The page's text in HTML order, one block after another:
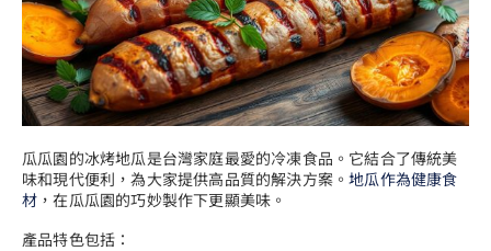
瓜瓜園的冰烤地瓜是台灣家庭最愛的冷凍食品。它結合了傳統美
味和現代便利，為大家提供高品質的解決方案。地瓜作為健康食
材 ，在瓜瓜園的巧妙製作下更顯美味。
產品特色包括：